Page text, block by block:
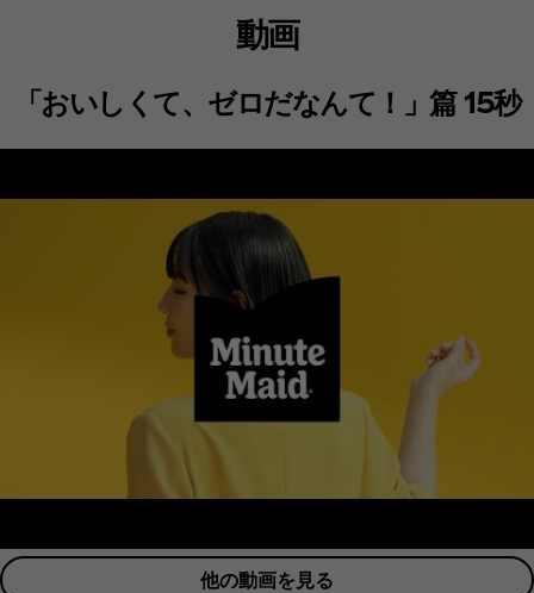
動画
「おいしくて、ゼロだなんて！」篇 15秒
他の動画を見る